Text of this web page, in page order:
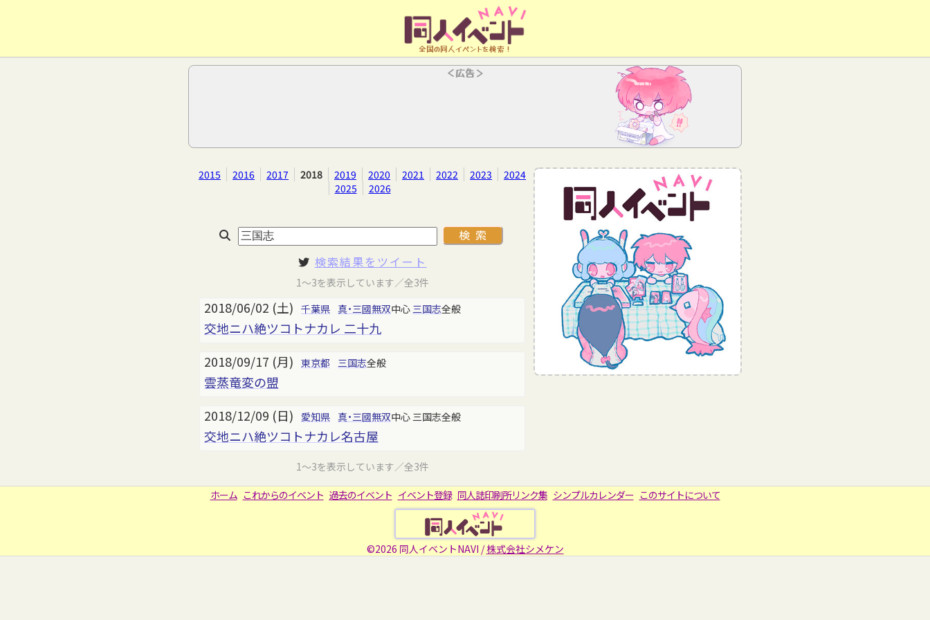
全国の同人イベントを検索！
＜広告＞
2015 2016 2017 2018 2019 2020 2021 2022 2023
2024
2025
2026
検索結果をツイート
1～3を表示しています／全3件
2018/06/02 (土) 千葉県 真・三國無双中心 三国志全般
交地ニハ絶ツコトナカレ 二十九
2018/09/17 (月) 東京都 三国志全般
雲蒸竜変の盟
2018/12/09 (日)
愛知県 真・三國無双中心 三国志全般
交地ニハ絶ツコトナカレ名古屋
1～3を表示しています／全3件
ホーム これからのイベント 過去のイベント イベント登録 同人誌印刷所リンク集 シンプルカレンダー このサイトについて
©2026 同人イベントNAVI /株式会社シメケン